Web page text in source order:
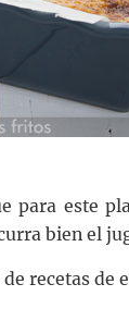
para este
bien el
recetas de